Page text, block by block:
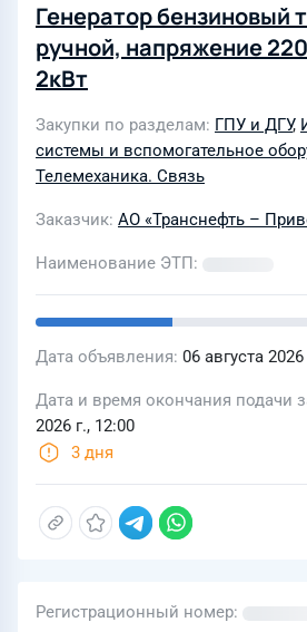
Генератор бензиновый
ручной, напряжение
2кВт
Закупки по разделам ГПУ и ДГУ,
системы и вспомогательное
Телемеханика. Связь
Заказчик АО «Транснефть –
Наименование ЭТП
Дата объявления 06 августа
Дата и время окончания подачи
2026 г., 12:00
3 дня
Регистрационный номер